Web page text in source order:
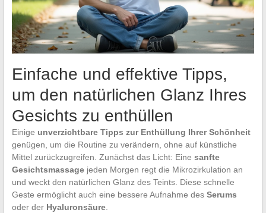
Einfache und effektive Tipps,
um den natürlichen Glanz Ihres
Gesichts zu enthüllen
Einige unverzichtbare Tipps zur Enthüllung Ihrer Schönheit
genügen, um die Routine zu verändern, ohne auf künstliche
Mittel zurückzugreifen. Zunächst das Licht: Eine sanfte
Gesichtsmassagejeden Morgen regt die Mikrozirkulation an
und weckt den natürlichen Glanz des Teints. Diese schnelle
Geste ermöglicht auch eine bessere Aufnahme des Serums
oder der Hyaluronsäure.